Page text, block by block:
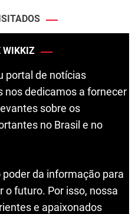
WIKKIZ
portal de notícias
nos dedicamos a fornecer
sobre os
no Brasil e no
da informação para
futuro. Por isso, nossa
e apaixonados